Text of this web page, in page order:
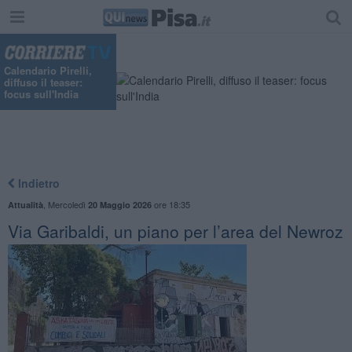
Calendario Pirelli,
diffuso il teaser:
focus sull'India
Indietro
Attualità Mercoledì 20 Maggio 2026ore 18:35
Via Garibaldi, un piano per l’area del Newroz